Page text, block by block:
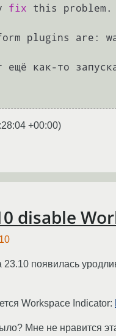
fix this problem.
plugins are:
как-то
+00:00)
disable
появилась
Workspace Indicator:
Мне не нравится